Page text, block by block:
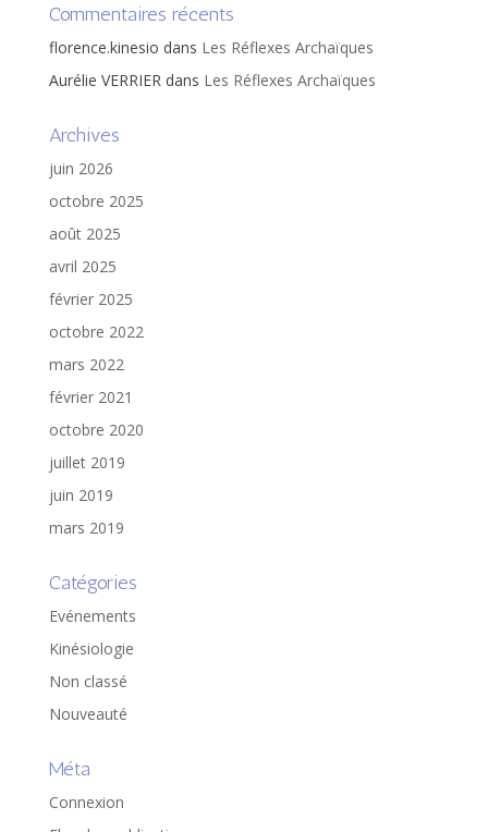
Commentaires récents
florence.kinesio dans Les Réflexes Archaïques
Aurélie VERRIERdans Les Réflexes Archaïques
Archives
juin 2026
octobre 2025
août 2025
avril 2025
février 2025
octobre 2022
mars 2022
février 2021
octobre 2020
juillet 2019
juin 2019
mars 2019
Catégories
Evénements
Kinésiologie
Non classé
Nouveauté
Méta
Connexion